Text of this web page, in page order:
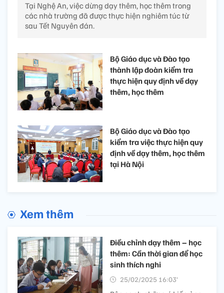
Tại Nghệ An, việc dừng dạy thêm, học thêm trong
các nhà trường đã được thực hiện nghiêm túc từ
sau Tết Nguyên đán.
Bộ Giáo dục và Đào tạo
thành lập đoàn kiểm tra
thực hiện quy định về dạy
thêm, học thêm
Bộ Giáo dục và Đào tạo
kiểm tra việc thực hiện quy
định về dạy thêm, học thêm
tại Hà Nội
Xem thêm
Điều chỉnh dạy thêm – học
thêm: Cần thời gian để học
sinh thích nghi
25/02/2025 16:03’